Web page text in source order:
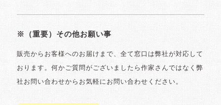
※（重要）その他お願い事
販売からお客様へのお届けまで、全て窓口は弊社が対応して
おります。何かご質問がございましたら作家さんではなく弊
社お問い合わせからお気軽にお問い合わせください。